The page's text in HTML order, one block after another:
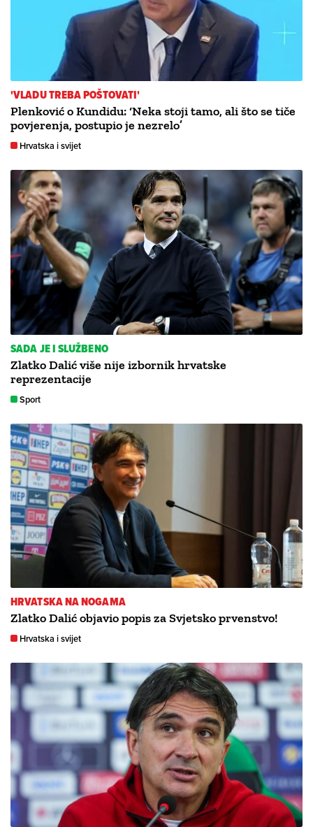
'VLADU TREBA POŠTOVATI'
Plenković o Kundidu: ‘Neka stoji tamo, ali što se tiče
povjerenja, postupio je nezrelo’
Hrvatska i svijet
SADA JE I SLUŽBENO
Zlatko Dalić više nije izbornik hrvatske
reprezentacije
Sport
HRVATSKA NA NOGAMA
Zlatko Dalić objavio popis za Svjetsko prvenstvo!
Hrvatska i svijet